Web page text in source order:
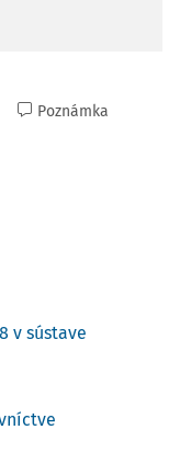
Poznámka
v sústave